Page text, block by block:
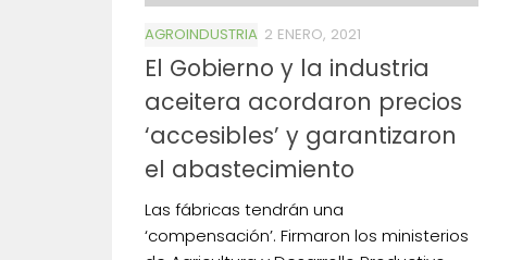
AGROINDUSTRIA 2 ENERO, 2021
El Gobierno y la industria
aceitera acordaron precios
‘accesibles’ y garantizaron
el abastecimiento
Las fábricas tendrán una
‘compensación’. Firmaron los ministerios